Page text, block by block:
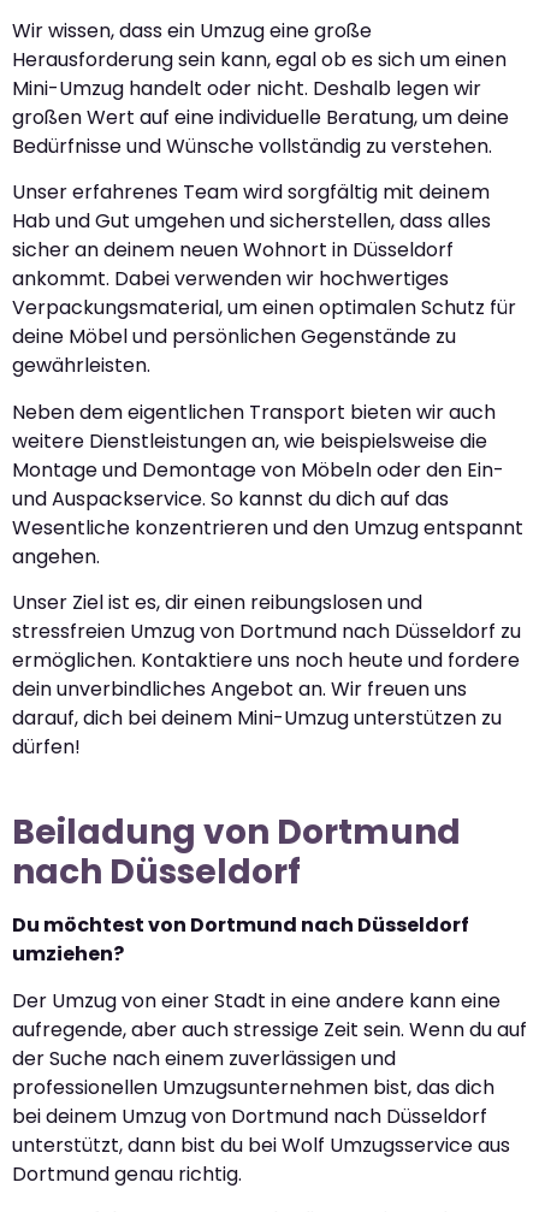
Wir wissen, dass ein Umzug eine große
Herausforderung sein kann, egal ob es sich um einen
Mini-Umzug handelt oder nicht. Deshalb legen wir
großen Wert auf eine individuelle Beratung, um deine
Bedürfnisse und Wünsche vollständig zu verstehen.
Unser erfahrenes Team wird sorgfältig mit deinem
Hab und Gut umgehen und sicherstellen, dass alles
sicher an deinem neuen Wohnort in Düsseldorf
ankommt. Dabei verwenden wir hochwertiges
Verpackungsmaterial, um einen optimalen Schutz für
deine Möbel und persönlichen Gegenstände zu
gewährleisten.
Neben dem eigentlichen Transport bieten wir auch
weitere Dienstleistungen an, wie beispielsweise die
Montage und Demontage von Möbeln oder den Ein-
und Auspackservice. So kannst du dich auf das
Wesentliche konzentrieren und den Umzug entspannt
angehen.
Unser Ziel ist es, dir einen reibungslosen und
stressfreien Umzug von Dortmund nach Düsseldorf zu
ermöglichen. Kontaktiere uns noch heute und fordere
dein unverbindliches Angebot an. Wir freuen uns
darauf, dich bei deinem Mini-Umzug unterstützen zu
dürfen!
Beiladung von Dortmund
nach Düsseldorf
Du möchtest von Dortmund nach Düsseldorf
umziehen?
Der Umzug von einer Stadt in eine andere kann eine
aufregende, aber auch stressige Zeit sein. Wenn du auf
der Suche nach einem zuverlässigen und
professionellen Umzugsunternehmen bist, das dich
bei deinem Umzug von Dortmund nach Düsseldorf
unterstützt, dann bist du bei Wolf Umzugsservice aus
Dortmund genau richtig.